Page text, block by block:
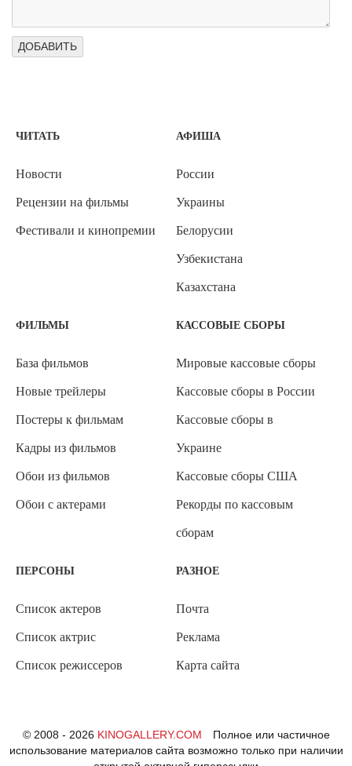
ЧИТАТЬ
Новости
Рецензии на фильмы
Фестивали и кинопремии
АФИША
России
Украины
Белорусии
Узбекистана
Казахстана
ФИЛЬМЫ
База фильмов
Новые трейлеры
Постеры к фильмам
Кадры из фильмов
Обои из фильмов
Обои с актерами
КАССОВЫЕ СБОРЫ
Мировые кассовые сборы
Кассовые сборы в России
Кассовые сборы в
Украине
Кассовые сборы США
Рекорды по кассовым
сборам
ПЕРСОНЫ
Список актеров
Список актрис
Список режиссеров
РАЗНОЕ
Почта
Реклама
Карта сайта
© 2008 - 2026 KINOGALLERY.COM
Полное или частичное
использование материалов сайта возможно только при наличии